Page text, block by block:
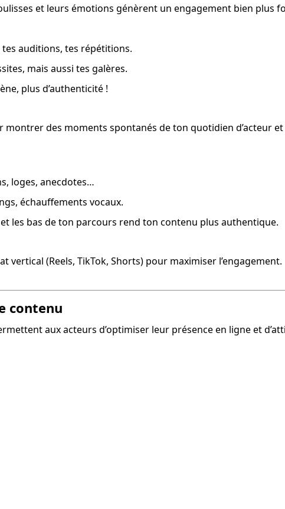
et leurs émotions génèrent un engagement bien plus
auditions, tes répétitions.
mais aussi tes galères.
plus d’authenticité !
montrer des moments spontanés de ton quotidien d’acteur
loges, anecdotes…
échauffements vocaux.
les bas de ton parcours rend ton contenu plus authentique.
vertical (Reels, TikTok, Shorts) pour maximiser l’engagement.
contenu
aux acteurs d’optimiser leur présence en ligne et